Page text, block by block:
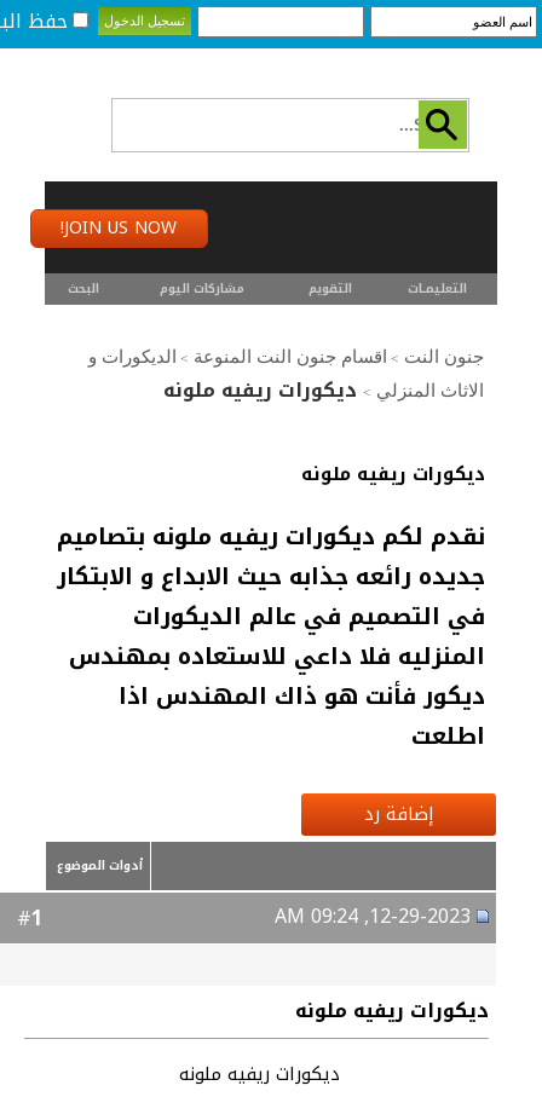
حفظ
JOIN US NOW!
التعليمـــات التقويم مشاركات اليوم البحث
جنون النت > اقسام جنون النت المنوعة >
الديكورات و
الاثاث المنزلي > ديكورات ريفيه ملونه
ديكورات ريفيه ملونه
نقدم لكم ديكورات ريفيه ملونه بتصاميم
جديده رائعه جذابه حيث الابداع و الابتكار
في التصميم في عالم الديكورات
المنزليه فلا داعي للاستعاده بمهندس
ديكور فأنت هو ذاك المهندس اذا
اطلعت
إضافة رد
أدوات الموضوع
1
ديكورات ريفيه ملونه
ديكورات ريفيه ملونه